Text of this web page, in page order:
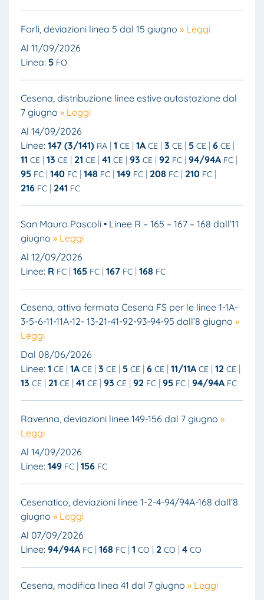
Forlì, deviazioni linea 5 dal 15 giugno » Leggi
Al 11/09/2026
Linea: 5 FO
Cesena, distribuzione linee estive autostazione dal
7 giugno » Leggi
Al 14/09/2026
Linee: 147 (3/141) RA 1 CE 1A CE 3 CE 5 CE 6 CE
11 CE 13 CE 21 CE 41 CE 93 CE 92 FC 94/94A FC
95 FC 140 FC 148 FC 149 FC 208 FC 210 FC
216 FC 241 FC
San Mauro Pascoli • Linee R – 165 – 167 – 168 dall’11
giugno » Leggi
Al 12/09/2026
Linee: R FC 165 FC 167 FC 168 FC
Cesena, attiva fermata Cesena FS per le linee 1-1A-
3-5-6-11-11A-12- 13-21-41-92-93-94-95 dall’8 giugno »
Leggi
Dal 08/06/2026
Linee: 1 CE 1A CE 3 CE 5 CE 6 CE 11/11A CE 12 CE
13 CE 21 CE 41 CE 93 CE 92 FC 95 FC 94/94A FC
Ravenna, deviazioni linee 149-156 dal 7 giugno »
Leggi
Al 14/09/2026
Linee: 149 FC 156 FC
Cesenatico, deviazioni linee 1-2-4-94/94A-168 dall’8
giugno » Leggi
Al 07/09/2026
Linee: 94/94A FC 168 FC 1 CO 2 CO 4 CO
Cesena, modifica linea 41 dal 7 giugno » Leggi